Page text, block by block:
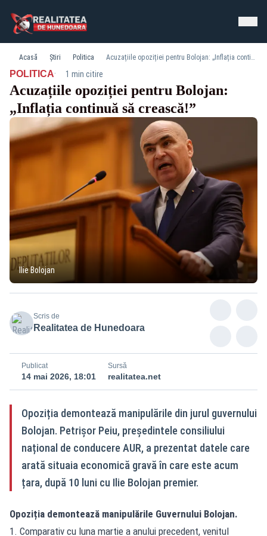
Acasă Știri Politica Acuzațiile opoziției pentru Bolojan: „Inflația continuă să crească!”
POLITICA· 1 min citire
Acuzațiile opoziției pentru Bolojan:
„Inflația continuă să crească!”
Ilie Bolojan
Scris de
Realitatea de Hunedoara
Publicat
14 mai 2026, 18:01
Sursă
realitatea.net
Opoziția demontează manipulările din jurul guvernului
Bolojan. Petrișor Peiu, președintele consiliului
național de conducere AUR, a prezentat datele care
arată situaia economică gravă în care este acum
țara, după 10 luni cu Ilie Bolojan premier.
Opoziția demontează manipulările Guvernului Bolojan.
1. Comparativ cu luna martie a anului precedent, venitul